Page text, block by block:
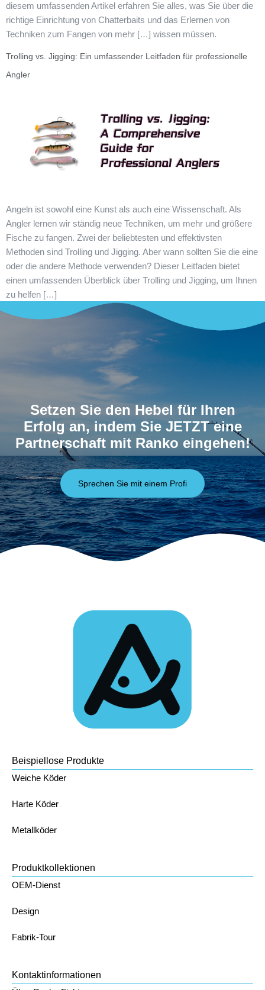
diesem umfassenden Artikel erfahren Sie alles, was Sie über die
richtige Einrichtung von Chatterbaits und das Erlernen von
Techniken zum Fangen von mehr […] wissen müssen.
Trolling vs. Jigging: Ein umfassender Leitfaden für professionelle
Angler
Angeln ist sowohl eine Kunst als auch eine Wissenschaft. Als
Angler lernen wir ständig neue Techniken, um mehr und größere
Fische zu fangen. Zwei der beliebtesten und effektivsten
Methoden sind Trolling und Jigging. Aber wann sollten Sie die eine
oder die andere Methode verwenden? Dieser Leitfaden bietet
einen umfassenden Überblick über Trolling und Jigging, um Ihnen
zu helfen […]
Setzen Sie den Hebel für Ihren
Erfolg an, indem Sie JETZT eine
Partnerschaft mit Ranko eingehen!
Sprechen Sie mit einem Profi
Beispiellose Produkte
Weiche Köder
Harte Köder
Metallköder
Produktkollektionen
OEM-Dienst
Design
Fabrik-Tour
Kontaktinformationen